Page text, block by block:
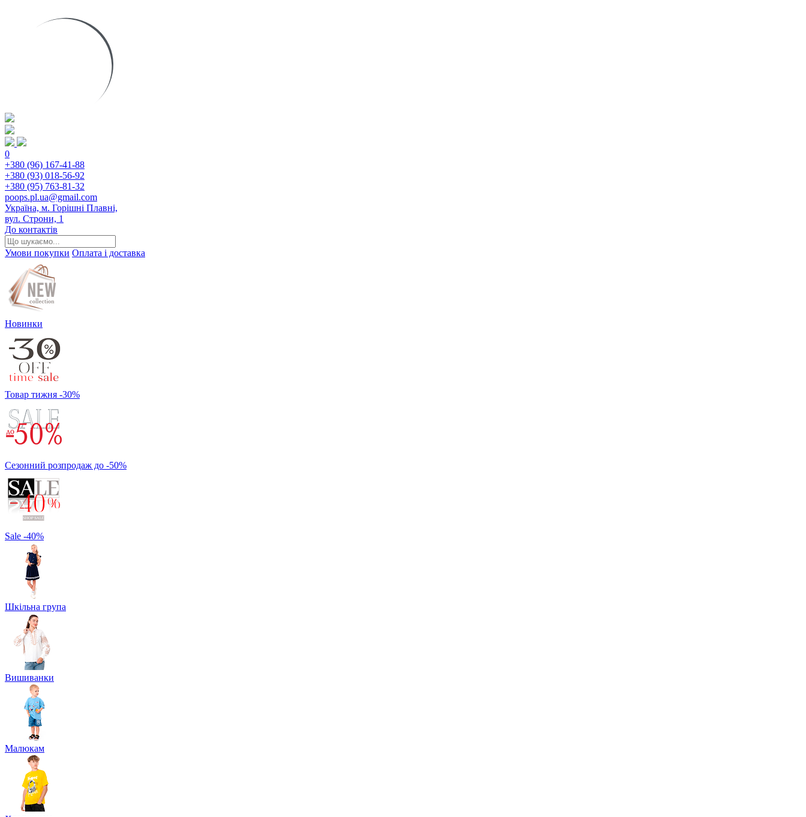
0
+380 (96) 167-41-88
+380 (93) 018-56-92
+380 (95) 763-81-32
poops.pl.ua@gmail.com
Україна, м. Горішні Плавні,
вул. Строни, 1
До контактів
Умови покупки Оплата і доставка
Новинки
Товар тижня -30%
Сезонний розпродаж до -50%
Sale -40%
Шкільна група
Вишиванки
Малюкам